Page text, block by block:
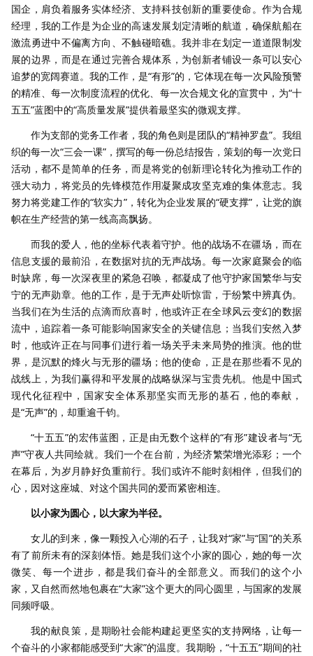
国企，肩负着服务实体经济、支持科技创新的重要使命。作为合规
经理，我的工作是为企业的高速发展划定清晰的航道，确保航船在
激流勇进中不偏离方向、不触碰暗礁。我并非在划定一道道限制发
展的边界，而是在通过完善合规体系，为创新者铺设一条可以安心
追梦的宽阔赛道。我的工作，是“有形”的，它体现在每一次风险预警
的精准、每一次制度流程的优化、每一次合规文化的宣贯中，为“十
五五”蓝图中的“高质量发展”提供着最坚实的微观支撑。
作为支部的党务工作者，我的角色则是团队的“精神罗盘”。我组
织的每一次“三会一课”，撰写的每一份总结报告，策划的每一次党日
活动，都不是简单的任务，而是将党的创新理论转化为推动工作的
强大动力，将党员的先锋模范作用凝聚成攻坚克难的集体意志。我
努力将党建工作的“软实力”，转化为企业发展的“硬支撑”，让党的旗
帜在生产经营的第一线高高飘扬。
而我的爱人，他的坐标代表着守护。他的战场不在疆场，而在
信息支援的最前沿，在数据对抗的无声战场。每一次家庭聚会的临
时缺席，每一次深夜里的紧急召唤，都凝成了他守护家国繁华与安
宁的无声勋章。他的工作，是于无声处听惊雷，于纷繁中辨真伪。
当我们在为生活的点滴而欣喜时，他或许正在全球风云变幻的数据
流中，追踪着一条可能影响国家安全的关键信息；当我们安然入梦
时，他或许正在与同事们进行着一场关乎未来局势的推演。他的世
界，是沉默的烽火与无形的疆场；他的使命，正是在那些看不见的
战线上，为我们赢得和平发展的战略纵深与宝贵先机。他是中国式
现代化征程中，国家安全体系那坚实而无形的基石，他的奉献，
是“无声”的，却重逾千钧。
“十五五”的宏伟蓝图，正是由无数个这样的“有形”建设者与“无
声”守夜人共同绘就。我们一个在台前，为经济繁荣增光添彩；一个
在幕后，为岁月静好负重前行。我们或许不能时刻相伴，但我们的
心，因对这座城、对这个国共同的爱而紧密相连。
以小家为圆心，以大家为半径。
女儿的到来，像一颗投入心湖的石子，让我对“家”与“国”的关系
有了前所未有的深刻体悟。她是我们这个小家的圆心，她的每一次
微笑、每一个进步，都是我们奋斗的全部意义。而我们的这个小
家，又自然而然地包裹在“大家”这个更大的同心圆里，与国家的发展
同频呼吸。
我的献良策，是期盼社会能构建起更坚实的支持网络，让每一
个奋斗的小家都能感受到“大家”的温度。我期盼，“十五五”期间的社